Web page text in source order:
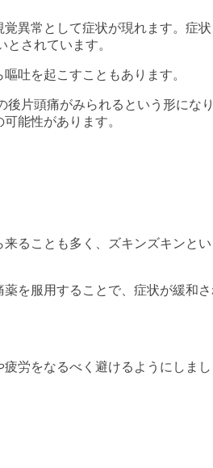
異常として症状が現れます。症
されています。
吐を起こすこともあります。
片頭痛がみられるという形になり
能性があります。
ることも多く、ズキンズキンと
を服用することで、症状が緩和
労をなるべく避けるようにしま